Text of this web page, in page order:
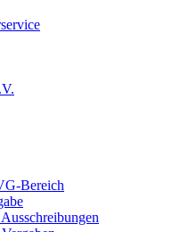
Bereich